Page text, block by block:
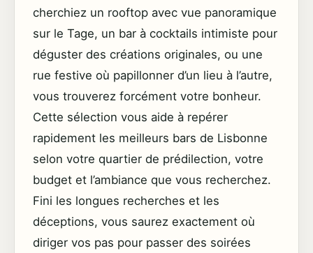
cherchiez un rooftop avec vue panoramique
sur le Tage, un bar à cocktails intimiste pour
déguster des créations originales, ou une
rue festive où papillonner d’un lieu à l’autre,
vous trouverez forcément votre bonheur.
Cette sélection vous aide à repérer
rapidement les meilleurs bars de Lisbonne
selon votre quartier de prédilection, votre
budget et l’ambiance que vous recherchez.
Fini les longues recherches et les
déceptions, vous saurez exactement où
diriger vos pas pour passer des soirées